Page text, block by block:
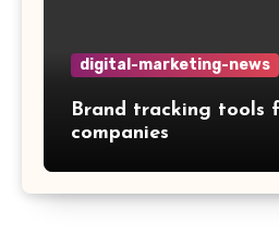
digital-marketing-news
Brand tracking tools
companies